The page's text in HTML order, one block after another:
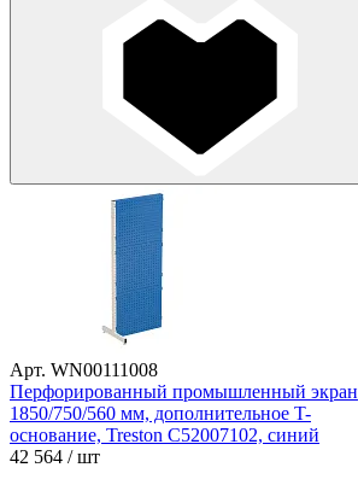
Арт. WN00111008
Перфорированный промышленный экран
1850/750/560 мм, дополнительное T-
основание, Treston C52007102, синий
42 564 / шт